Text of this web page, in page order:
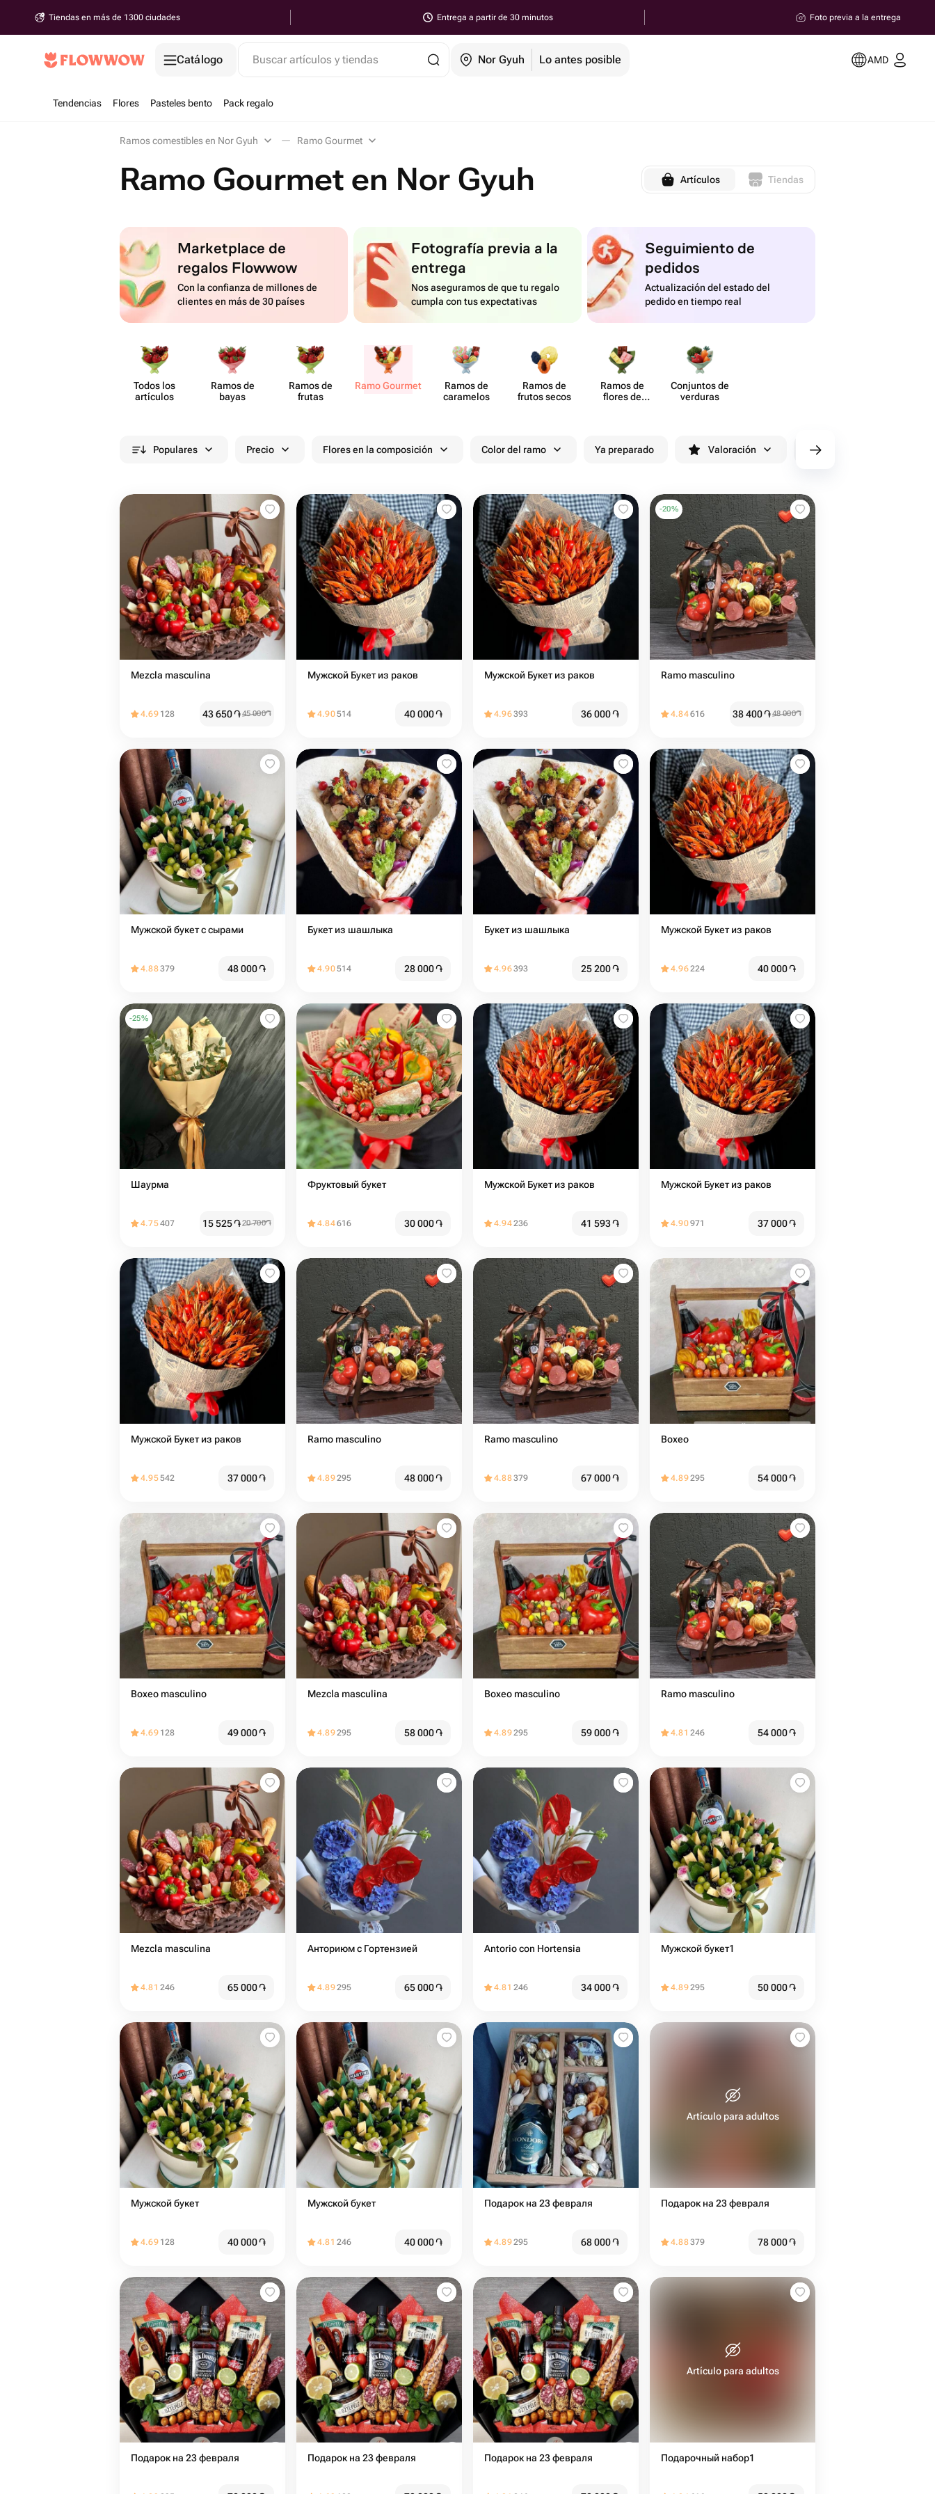
Tiendas en más de 1300 ciudades Entrega a partir de 30 minutos Foto previa a la entrega
Catálogo Buscar artículos y tiendas Nor Gyuh Lo antes posible AMD
Tendencias Flores Pasteles bento Pack regalo
Ramos comestibles en Nor Gyuh Ramo Gourmet
Ramo Gourmet en Nor Gyuh Artículos Tiendas
Marketplace de
regalos Flowwow
Con la confianza de millones de
clientes en más de 30 países
Fotografía previa a la
entrega
Nos aseguramos de que tu regalo
cumpla con tus expectativas
Seguimiento de
pedidos
Actualización del estado del
pedido en tiempo real
Todos los
artículos
Ramos de
bayas
Ramos de
frutas
Ramo Gourmet
Ramos de
caramelos
Ramos de
frutos secos
Ramos de
flores de
Conjuntos de
verduras
Populares Precio Flores en la composición Color del ramo Ya preparado Valoración cv/filters/name_fast_delivery
Mezcla masculina
4.69 128 43 650֏45 000֏
Мужской Букет из раков
4.90514 40 000֏
Мужской Букет из раков
4.96393 36 000֏
-20%
Ramo masculino
4.84616 38 400֏48 000֏
Мужской букет с сырами
4.88379 48 000֏
Букет из шашлыка
4.90514 28 000֏
Букет из шашлыка
4.96393 25 200֏
Мужской Букет из раков
4.96224 40 000֏
-25%
Шаурма
4.75407 15 525֏20 700֏
Фруктовый букет
4.84616 30 000֏
Мужской Букет из раков
4.94236 41 593֏
Мужской Букет из раков
4.90971 37 000֏
Мужской Букет из раков
4.95542 37 000֏
Ramo masculino
4.89295 48 000֏
Ramo masculino
4.88379 67 000֏
Boxeo
4.89295 54 000֏
Boxeo masculino
4.69 128 49 000֏
Mezcla masculina
4.89295 58 000֏
Boxeo masculino
4.89295 59 000֏
Ramo masculino
4.81 246 54 000֏
Mezcla masculina
4.81 246 65 000֏
Анториюм с Гортензией
4.89295 65 000֏
Antorio con Hortensia
4.81 246 34 000֏
Мужской букет1
4.89295 50 000֏
Мужской букет
4.69 128 40 000֏
Мужской букет
4.81 246 40 000֏
Подарок на 23 февраля
4.89295 68 000֏
Artículo para adultos
Подарок на 23 февраля
4.88379 78 000֏
Подарок на 23 февраля Подарок на 23 февраля Подарок на 23 февраля
Artículo para adultos
Подарочный набор1